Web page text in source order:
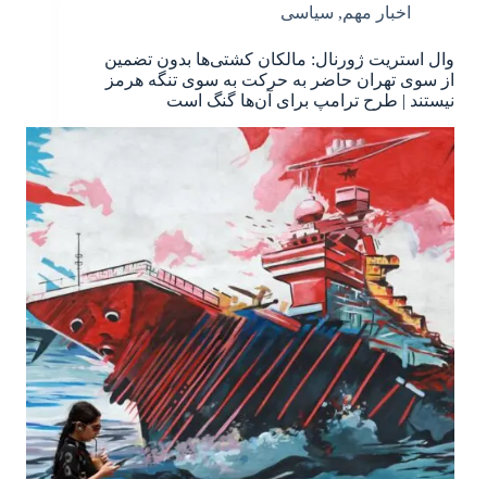
اخبار مهم, سیاسی
وال استریت ژورنال: مالکان کشتی‌ها بدون تضمین
از سوی تهران حاضر به حرکت به سوی تنگه هرمز
نیستند | طرح ترامپ برای آن‌ها گنگ است